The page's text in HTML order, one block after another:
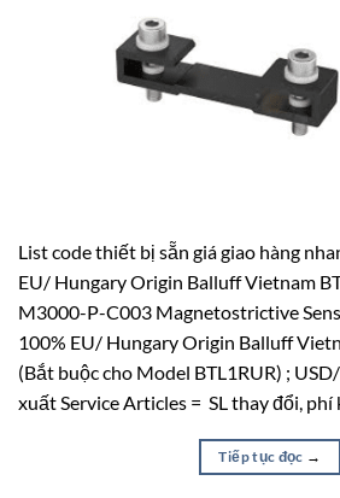
List code thiết bị sẵn giá giao hàng
EU/ Hungary Origin Balluff Vietnam
M3000-P-C003 Magnetostrictive
100% EU/ Hungary Origin Balluff
(Bắt buộc cho Model BTL1RUR) ;
xuất Service Articles = SL thay đổi,
Tiếp tục đọc →